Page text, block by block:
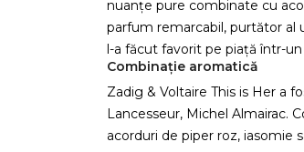
nuanțe pure combinate cu
parfum remarcabil, purtător al
l-a făcut favorit pe piață într-
Combinație aromatică
Zadig & Voltaire This is Her a
Lancesseur, Michel Almairac.
acorduri de piper roz, iasomie